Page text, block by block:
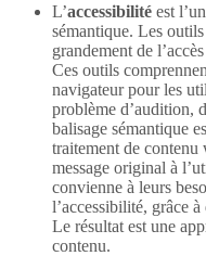
L’accessibilité est
sémantique. Les
grandement de
Ces outils
navigateur pour les
problème d’audition,
balisage sémantique
traitement de
message original à
convienne à leurs
l’accessibilité, grâce
Le résultat est une
contenu.